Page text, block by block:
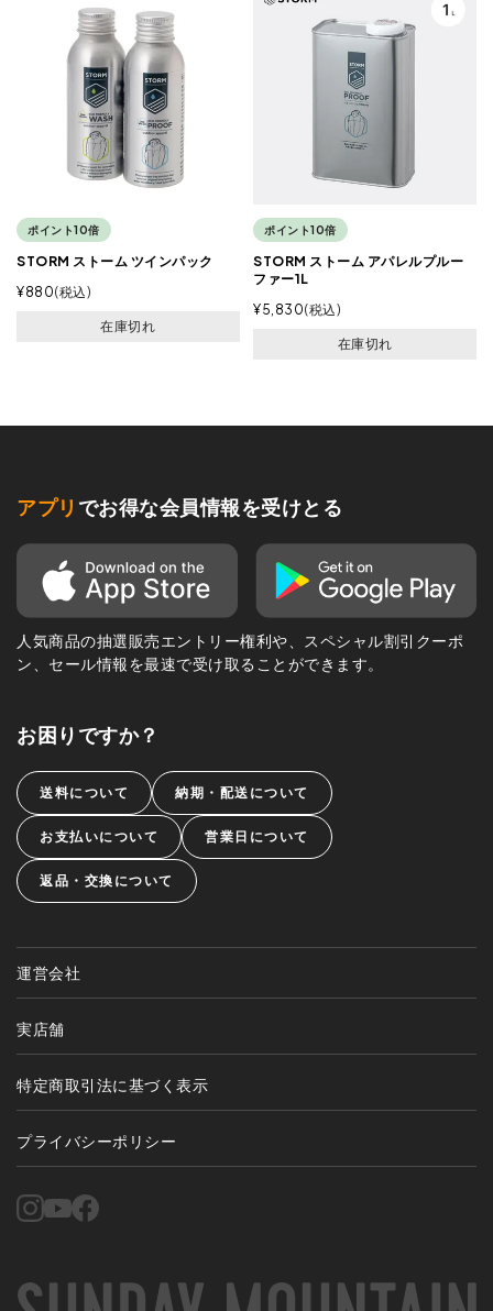
ポイント10倍
STORM ストーム ツインパック
¥880 税込
在庫切れ
ポイント10倍
STORM ストーム アパレルプルー
ファー1L
¥5,830 税込
在庫切れ
アプリ でお得な会員情報を受けとる
人気商品の抽選販売エントリー権利や、スペシャル割引クーポ
ン、セール情報を最速で受け取ることができます。
お困りですか？
送料について 納期・配送について
お支払いについて 営業日について
返品・交換について
運営会社
実店舗
特定商取引法に基づく表示
プライバシーポリシー